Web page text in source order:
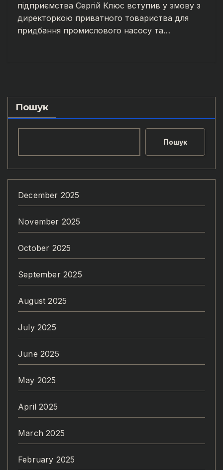
підприємства Сергій Клюс вступив у змову з
директоркою приватного товариства для
придбання промислового насосу та…
Пошук
Пошук
December 2025
November 2025
October 2025
September 2025
August 2025
July 2025
June 2025
May 2025
April 2025
March 2025
February 2025